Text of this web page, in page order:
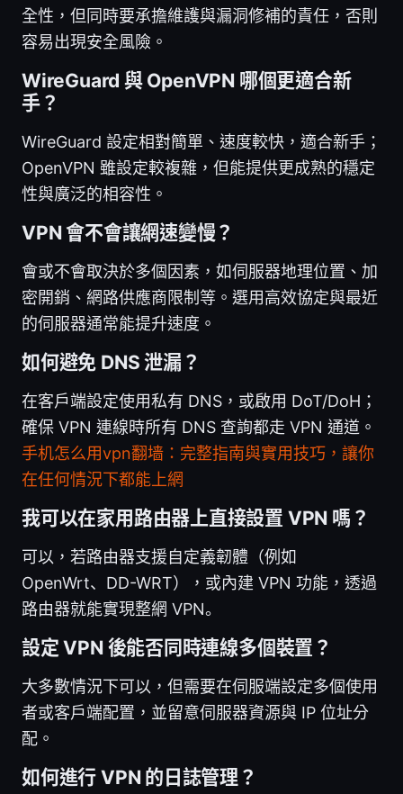
全性，但同時要承擔維護與漏洞修補的責任，否則
容易出現安全風險。
WireGuard 與 OpenVPN 哪個更適合新
手？
WireGuard 設定相對簡單、速度較快，適合新手；
OpenVPN 雖設定較複雜，但能提供更成熟的穩定
性與廣泛的相容性。
VPN 會不會讓網速變慢？
會或不會取決於多個因素，如伺服器地理位置、加
密開銷、網路供應商限制等。選用高效協定與最近
的伺服器通常能提升速度。
如何避免 DNS 泄漏？
在客戶端設定使用私有 DNS，或啟用 DoT/DoH；
確保 VPN 連線時所有 DNS 查詢都走 VPN 通道。
手机怎么用vpn翻墙：完整指南與實用技巧，讓你
在任何情況下都能上網
我可以在家用路由器上直接設置 VPN 嗎？
可以，若路由器支援自定義韌體（例如
OpenWrt、DD-WRT），或內建 VPN 功能，透過
路由器就能實現整網 VPN。
設定 VPN 後能否同時連線多個裝置？
大多數情況下可以，但需要在伺服端設定多個使用
者或客戶端配置，並留意伺服器資源與 IP 位址分
配。
如何進行 VPN 的日誌管理？